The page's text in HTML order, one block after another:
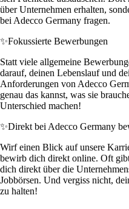
über Unternehmen erhalten,
bei Adecco Germany fragen.
✨Fokussierte Bewerbungen
Statt viele allgemeine
darauf, deinen Lebenslauf und
Anforderungen von Adecco
genau das kannst, was sie
Unterschied machen!
✨Direkt bei Adecco Germany
Wirf einen Blick auf unsere
bewirb dich direkt online. Oft
dich direkt über die
Jobbörsen. Und vergiss nicht,
zu halten!